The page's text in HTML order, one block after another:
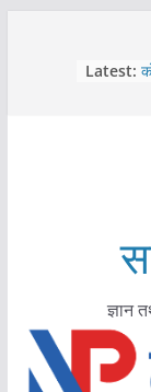
Latest:
ज्ञान